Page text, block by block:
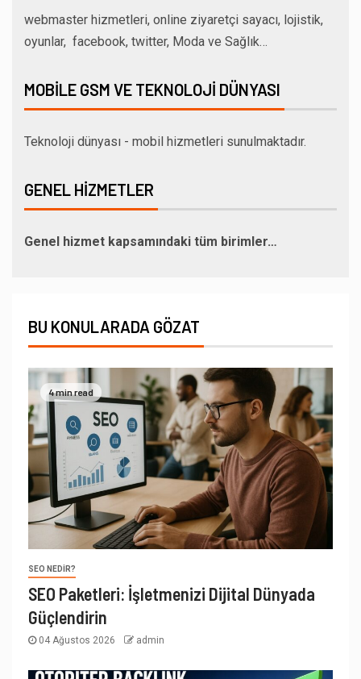
webmaster hizmetleri, online ziyaretçi sayacı, lojistik,
oyunlar, facebook, twitter, Moda ve Sağlık…
MOBILE GSM VE TEKNOLOJI DÜNYASI
Teknoloji dünyası - mobil hizmetleri sunulmaktadır.
GENEL HIZMETLER
Genel hizmet kapsamındaki tüm birimler…
BU KONULARADA GÖZAT
4 min read
SEO NEDIR?
SEO Paketleri: İşletmenizi Dijital Dünyada
Güçlendirin
04 Ağustos 2026 admin